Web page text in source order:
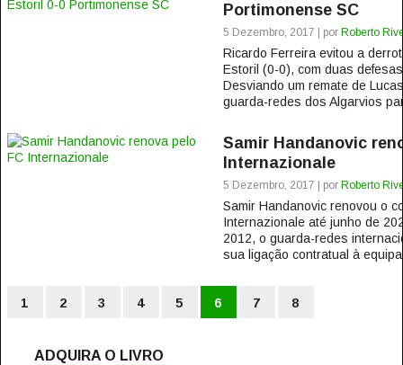
Portimonense SC
5 Dezembro, 2017 | por Roberto
Ricardo Ferreira evitou a
Estoril (0-0), com duas
Desviando um remate de
guarda-redes dos Algarvios
Samir Handanovic
Internazionale
5 Dezembro, 2017 | por Roberto
Samir Handanovic renovou o
Internazionale até junho de
2012, o guarda-redes
sua ligação contratual à
1 2 3 4 5 6 7 8
ADQUIRA O LIVRO